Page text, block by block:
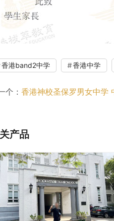
香港band2中学 香港中学
个： 香港神校圣保罗男女中学
产品